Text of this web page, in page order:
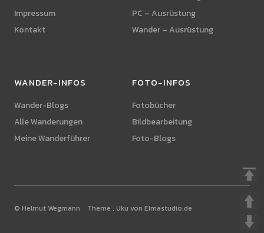
Impressum
Kontakt
PC – Ausrüstung
Wander – Ausrüstung
WANDER-INFOS
Wander-Blogs
Alle Wanderungen
Meine Wanderführer
FOTO-INFOS
Fotobücher
Bildbearbeitung
Foto-Blogs
© Helmut Wegmann Theme : Uku von Elmastudio.de